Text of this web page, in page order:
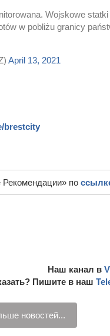
Wojskowe
w pobliżu granicy
April 13, 2021
brestcity
Рекомендации» по
Наш канал в
Пишите в наш
новостей...